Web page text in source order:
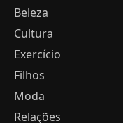
Beleza
Cultura
Exercício
Filhos
Moda
Relações